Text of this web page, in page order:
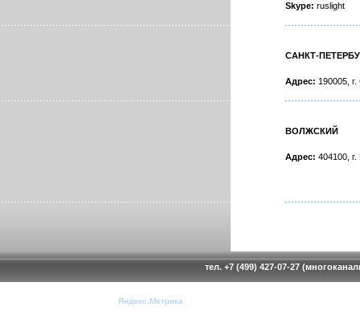
Skype: ruslight
САНКТ-
Адрес: 190005,
ВОЛЖСКИЙ
Адрес: 404100,
тел. +7 (499) 427-07-27